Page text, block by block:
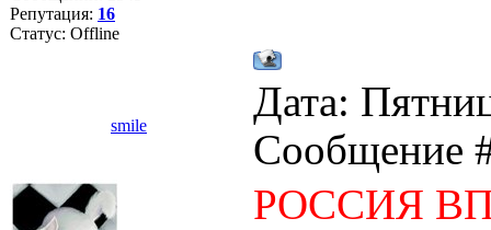
Репутация: 16
Статус: Offline
smile
Дата:
Сообщение
РОССИЯ